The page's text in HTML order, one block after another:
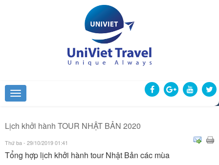
Lịch khởi hành TOUR NHẬT BẢN 2020
Thứ ba - 29/10/2019 01:41
Tổng hợp lịch khởi hành tour Nhật Bản các mùa